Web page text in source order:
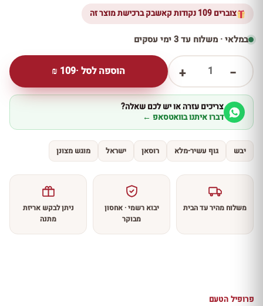
צוברים 109 נקודות קאשבק ברכישת מוצר זה
במלאי · משלוח עד 3 ימי עסקים
−
1
+ הוספה לסל ·109
₪
צריכים עזרה או יש לכם שאלה?
דברו איתנו בוואטסאפ ←
יבש גוף עשיר-מלא רוסאן ישראל מוגש מצונן
משלוח מהיר עד הבית
יבוא רשמי · אחסון
מבוקר
ניתן לבקש אריזת
מתנה
פרופיל הטעם